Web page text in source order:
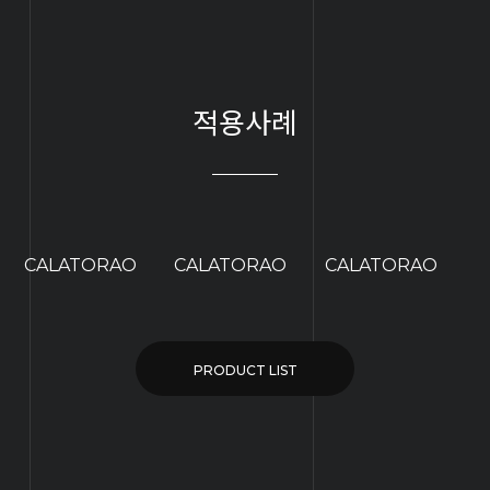
적용사례
CALATORAO CALATORAO CALATORAO
PRODUCT LIST